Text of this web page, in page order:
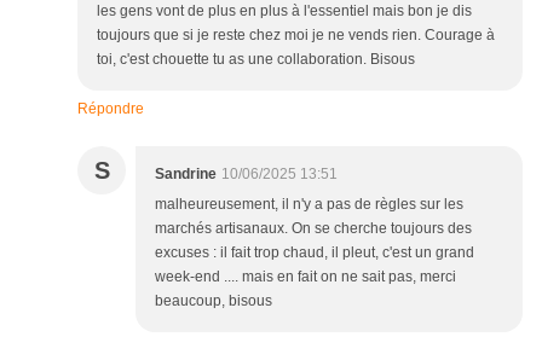
les gens vont de plus en plus à l'essentiel mais bon je dis
toujours que si je reste chez moi je ne vends rien. Courage à
toi, c'est chouette tu as une collaboration. Bisous
Répondre
S Sandrine 10/06/2025 13:51
malheureusement, il n'y a pas de règles sur les
marchés artisanaux. On se cherche toujours des
excuses : il fait trop chaud, il pleut, c'est un grand
week-end .... mais en fait on ne sait pas, merci
beaucoup, bisous